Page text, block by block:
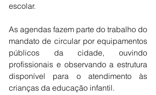
escolar.
As agendas fazem parte do trabalho do
mandato de circular por equipamentos
públicos da cidade, ouvindo
profissionais e observando a estrutura
disponível para o atendimento às
crianças da educação infantil.